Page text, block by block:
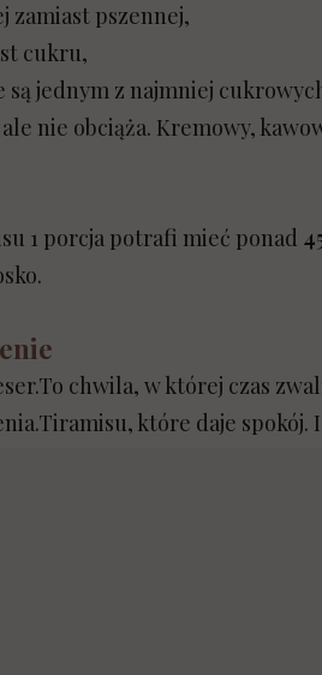
zamiast pszennej,
cukru,
jednym z najmniej
nie obciąża. Kremowy,
1 porcja potrafi mieć ponad
chwila, w której czas
które daje spokój.